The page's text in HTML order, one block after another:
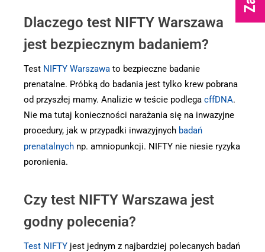
Dlaczego test NIFTY Warszawa
jest bezpiecznym badaniem?
Test NIFTY Warszawa to bezpieczne badanie
prenatalne. Próbką do badania jest tylko krew pobrana
od przyszłej mamy. Analizie w teście podlega cffDNA.
Nie ma tutaj konieczności narażania się na inwazyjne
procedury, jak w przypadki inwazyjnych badań
prenatalnych np. amniopunkcji. NIFTY nie niesie ryzyka
poronienia.
Czy test NIFTY Warszawa jest
godny polecenia?
Test NIFTY jest jednym z najbardziej polecanych badań